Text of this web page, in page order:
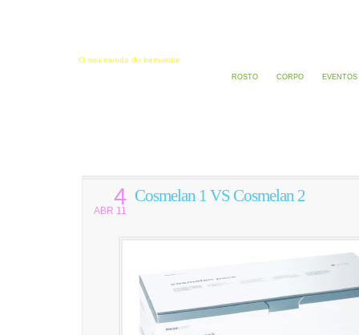
O seu mundo de bem-estar
ROSTO CORPO EVENTOS
4
ABR 11
Cosmelan 1 VS Cosmelan 2